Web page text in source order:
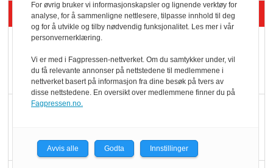
Siste artikler - Økologisk
Kolonihagens norske
yoghurt: Trues av
melkemangel
hederspris
For øvrig bruker vi informasjonskapsler og lignende verktøy for
analyse, for å sammenligne nettlesere, tilpasse innhold til deg
og for å utvikle og tilby nødvendig funksjonalitet. Les mer i vår
personvernerklæring.
Vi er med i Fagpressen-nettverket. Om du samtykker under, vil
du få relevante annonser på nettstedene til medlemmene i
nettverket basert på informasjon fra dine besøk på tvers av
disse nettstedene. En oversikt over medlemmene finner du på
Fagpressen.no.
Avvis alle Godta Innstillinger